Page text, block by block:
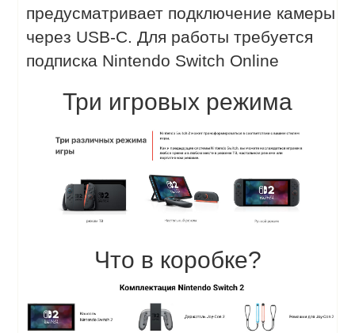
предусматривает подключение камеры
через USB-C. Для работы требуется
подписка Nintendo Switch Online
Три игровых режима
Что в коробке?